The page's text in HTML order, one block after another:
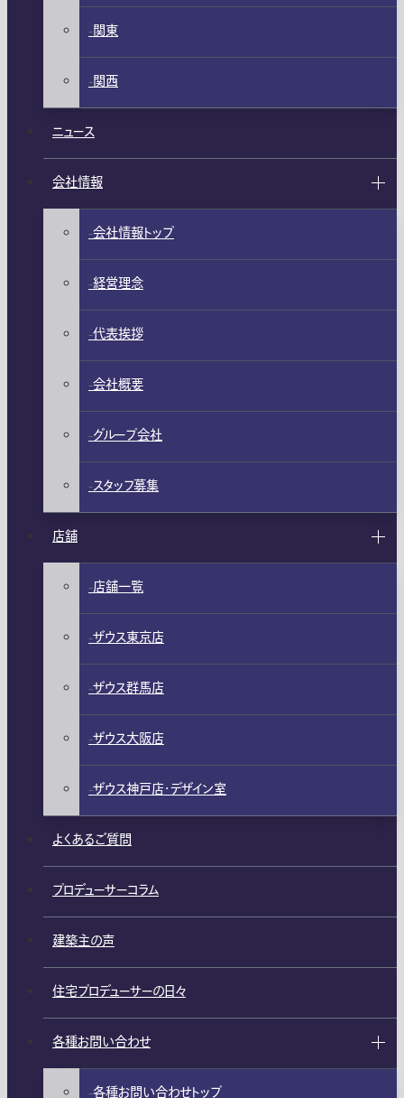
関東
関西
ニュース
会社情報
会社情報トップ
経営理念
代表挨拶
会社概要
グループ会社
スタッフ募集
店舗
店舗一覧
ザウス東京店
ザウス群馬店
ザウス大阪店
ザウス神戸店・デザイン室
よくあるご質問
プロデューサーコラム
建築主の声
住宅プロデューサーの日々
各種お問い合わせ
各種お問い合わせトップ